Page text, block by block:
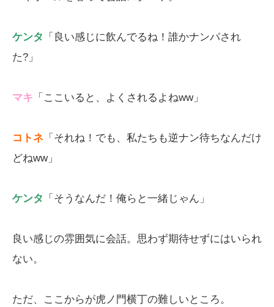
ケンタ
「良い感じに飲んでるね！誰かナンパされ
た?」
マキ 「ここいると、よくされるよねww」
コトネ 「それね！でも、私たちも逆ナン待ちなんだけ
どねww」
ケンタ 「そうなんだ！俺らと一緒じゃん」
良い感じの雰囲気に会話。思わず期待せずにはいられ
ない。
ただ、ここからが虎ノ門横丁の難しいところ。